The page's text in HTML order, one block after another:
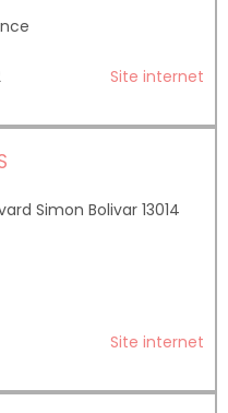
Site internet
Simon Bolivar 13014
Site internet